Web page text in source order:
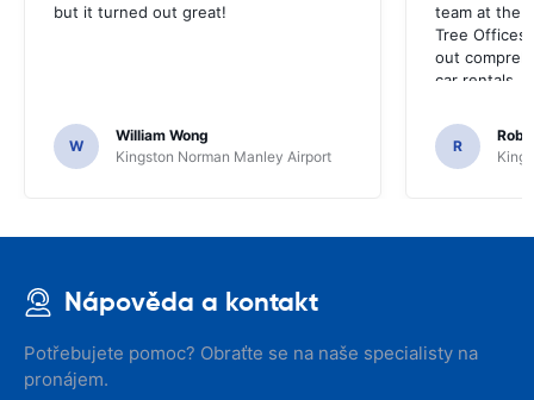
but it turned out great!
W
William Wong
Kingston Norman Manley Airport
team at the
Tree
out
car rentals.
R
Nápověda a kontakt
Potřebujete pomoc? Obraťte se na naše specialisty na
pronájem.